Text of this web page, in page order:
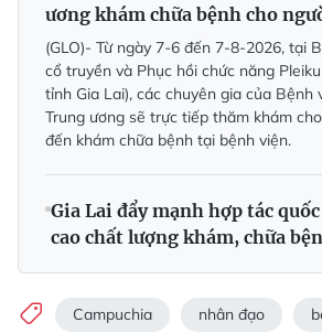
ương khám chữa bệnh cho
(GLO)- Từ ngày 7-6 đến 7-8-2026, tại
cổ truyền và Phục hồi chức năng
tỉnh Gia Lai), các chuyên gia của Bệnh
Trung ương sẽ trực tiếp thăm khám
đến khám chữa bệnh tại bệnh viện.
Gia Lai đẩy mạnh hợp tác
cao chất lượng khám, chữa
Campuchia nhân đạo